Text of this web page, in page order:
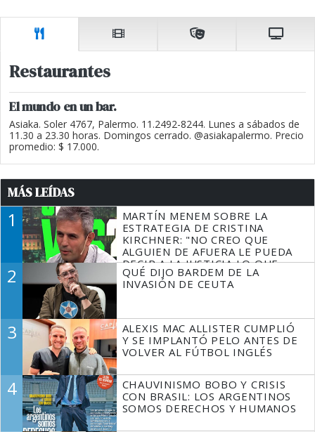
Restaurantes
El mundo en un bar.
Asiaka. Soler 4767, Palermo. 11.2492-8244. Lunes a sábados de
11.30 a 23.30 horas. Domingos cerrado. @asiakapalermo. Precio
promedio: $ 17.000.
MÁS LEÍDAS
1
MARTÍN MENEM SOBRE LA
ESTRATEGIA DE CRISTINA
KIRCHNER: "NO CREO QUE
ALGUIEN DE AFUERA LE PUEDA
DECIR A LA JUSTICIA LO QUE
TIENE QUE HACER"
2
QUÉ DIJO BARDEM DE LA
INVASIÓN DE CEUTA
3
ALEXIS MAC ALLISTER CUMPLIÓ
Y SE IMPLANTÓ PELO ANTES DE
VOLVER AL FÚTBOL INGLÉS
4
CHAUVINISMO BOBO Y CRISIS
CON BRASIL: LOS ARGENTINOS
SOMOS DERECHOS Y HUMANOS